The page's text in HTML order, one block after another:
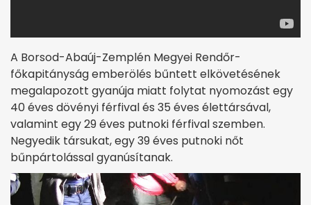
A Borsod-Abaúj-Zemplén Megyei Rendőr-
főkapitányság emberölés bűntett elkövetésének
megalapozott gyanúja miatt folytat nyomozást egy
40 éves dövényi férfival és 35 éves élettársával,
valamint egy 29 éves putnoki férfival szemben.
Negyedik társukat, egy 39 éves putnoki nőt
bűnpártolással gyanúsítanak.